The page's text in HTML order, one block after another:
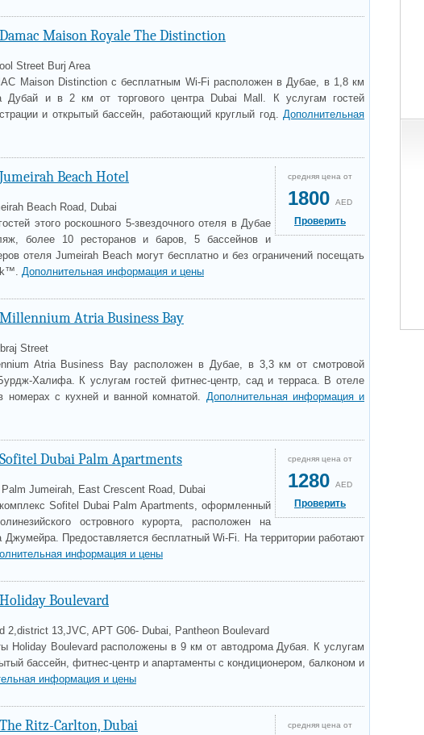
Damac Maison Royale The Distinction
Street Burj Area
Maison Distinction с бесплатным Wi-Fi расположен в Дубае, в 1,8 км
Дубай и в 2 км от торгового центра Dubai Mall. К услугам гостей
и открытый бассейн, работающий круглый год. Дополнительная
средняя цена от
1800 AED
Проверить
Jumeirah Beach Hotel
Beach Road, Dubai
этого роскошного 5-звездочного отеля в Дубае
более 10 ресторанов и баров, 5 бассейнов и
отеля Jumeirah Beach могут бесплатно и без ограничений посещать
Дополнительная информация и цены
Millennium Atria Business Bay
Street
Atria Business Bay расположен в Дубае, в 3,3 км от смотровой
Халифа. К услугам гостей фитнес-центр, сад и терраса. В отеле
номерах с кухней и ванной комнатой. Дополнительная информация и
средняя цена от
1280 AED
Проверить
Sofitel Dubai Palm Apartments
Jumeirah, East Crescent Road, Dubai
Sofitel Dubai Palm Apartments, оформленный
островного курорта, расположен на
Предоставляется бесплатный Wi-Fi. На территории работают
информация и цены
Holiday Boulevard
2,district 13,JVC, APT G06- Dubai, Pantheon Boulevard
Holiday Boulevard расположены в 9 км от автодрома Дубая. К услугам
бассейн, фитнес-центр и апартаменты с кондиционером, балконом и
информация и цены
средняя цена от
The Ritz-Carlton, Dubai